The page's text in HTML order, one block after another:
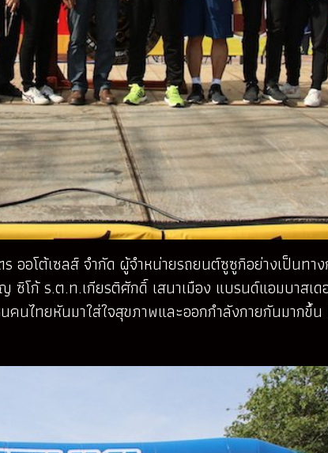
อโต้เซลส์ จำกัด ผู้จำหน่ายรถยนต์ซูซูกิอย่างเป็นทา
ซิโก้ ร.ต.ท.เกียรติศักดิ์ เสนาเมือง แบรนด์แอมบาสเ
คนไทยหันมาใส่ใจสุขภาพและออกกำลังกายกันมากขึ้